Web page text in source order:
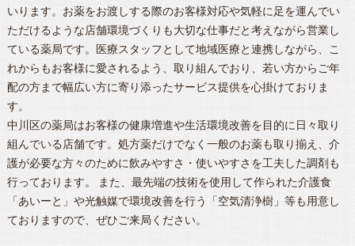
いります。お薬をお渡しする際のお客様対応や気軽に足を運んでい
ただけるような店舗環境づくりも大切な仕事だと考えながら営業し
ている薬局です。医療スタッフとして地域医療と連携しながら、こ
れからもお客様に愛されるよう、取り組んでおり、若い方からご年
配の方まで幅広い方に寄り添ったサービス提供を心掛けておりま
す。
中川区の薬局はお客様の健康増進や生活環境改善を目的に日々取り
組んでいる店舗です。処方薬だけでなく一般のお薬も取り揃え、介
護が必要な方々のために飲みやすさ・使いやすさを工夫した調剤も
行っております。 また、最先端の技術を使用して作られた介護食
「あいーと」や光触媒で環境改善を行う「空気清浄樹」等も用意し
ておりますので、ぜひご来局ください。